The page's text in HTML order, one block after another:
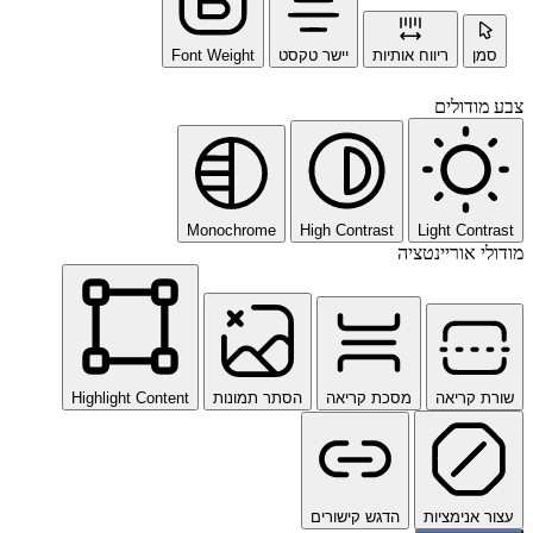
סמן ריווח אותיות יישר טקסט Font Weight
צבע מודולים
Light Contrast
High Contrast
Monochrome
מודולי אוריינטציה
שורת קריאה מסכת קריאה הסתר תמונות Highlight Content
עצור אנימציות הדגש קישורים